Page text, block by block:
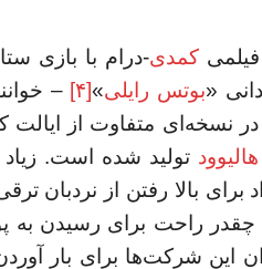
فیلمی کمدی-درام با بازی
«بوتس رایلی»[۴] –
متفاوت از ایالت
هالیوود تولید شده است. زیاد
بالا رفتن از نردبان
راحت برای رسیدن به
شرکت‌ها برای بار